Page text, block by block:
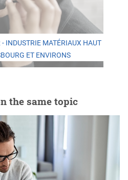
INDUSTRIE MATÉRIAUX HAUT
ET ENVIRONS
the same topic